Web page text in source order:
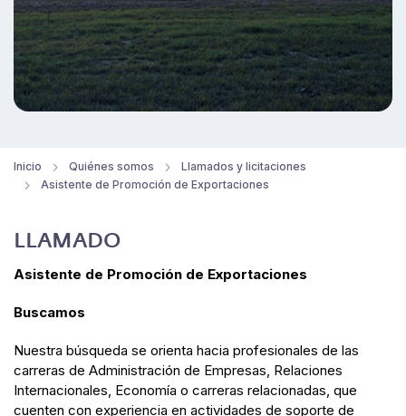
Inicio Quiénes somos
Llamados y licitaciones
Asistente de Promoción de Exportaciones
LLAMADO
Asistente de Promoción de Exportaciones
Buscamos
Nuestra búsqueda se orienta hacia profesionales de las
carreras de Administración de Empresas, Relaciones
Internacionales, Economía o carreras relacionadas, que
cuenten con experiencia en actividades de soporte de